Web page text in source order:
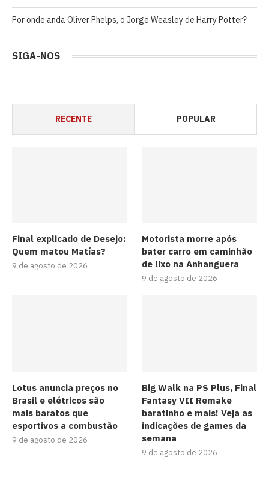
Por onde anda Oliver Phelps, o Jorge Weasley de Harry Potter?
SIGA-NOS
RECENTE POPULAR
Final explicado de Desejo:
Quem matou Matías?
9 de agosto de 2026
Motorista morre após
bater carro em caminhão
de lixo na Anhanguera
9 de agosto de 2026
Lotus anuncia preços no
Brasil e elétricos são
mais baratos que
esportivos a combustão
9 de agosto de 2026
Big Walk na PS Plus, Final
Fantasy VII Remake
baratinho e mais! Veja as
indicações de games da
semana
9 de agosto de 2026